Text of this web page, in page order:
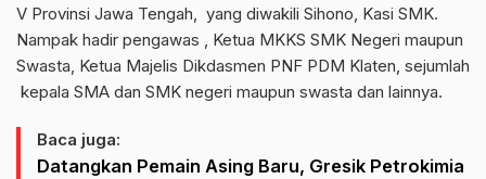
V Provinsi Jawa Tengah, yang diwakili Sihono, Kasi SMK.
Nampak hadir pengawas , Ketua MKKS SMK Negeri maupun
Swasta, Ketua Majelis Dikdasmen PNF PDM Klaten, sejumlah
kepala SMA dan SMK negeri maupun swasta dan lainnya.
Baca juga:
Datangkan Pemain Asing Baru, Gresik Petrokimia